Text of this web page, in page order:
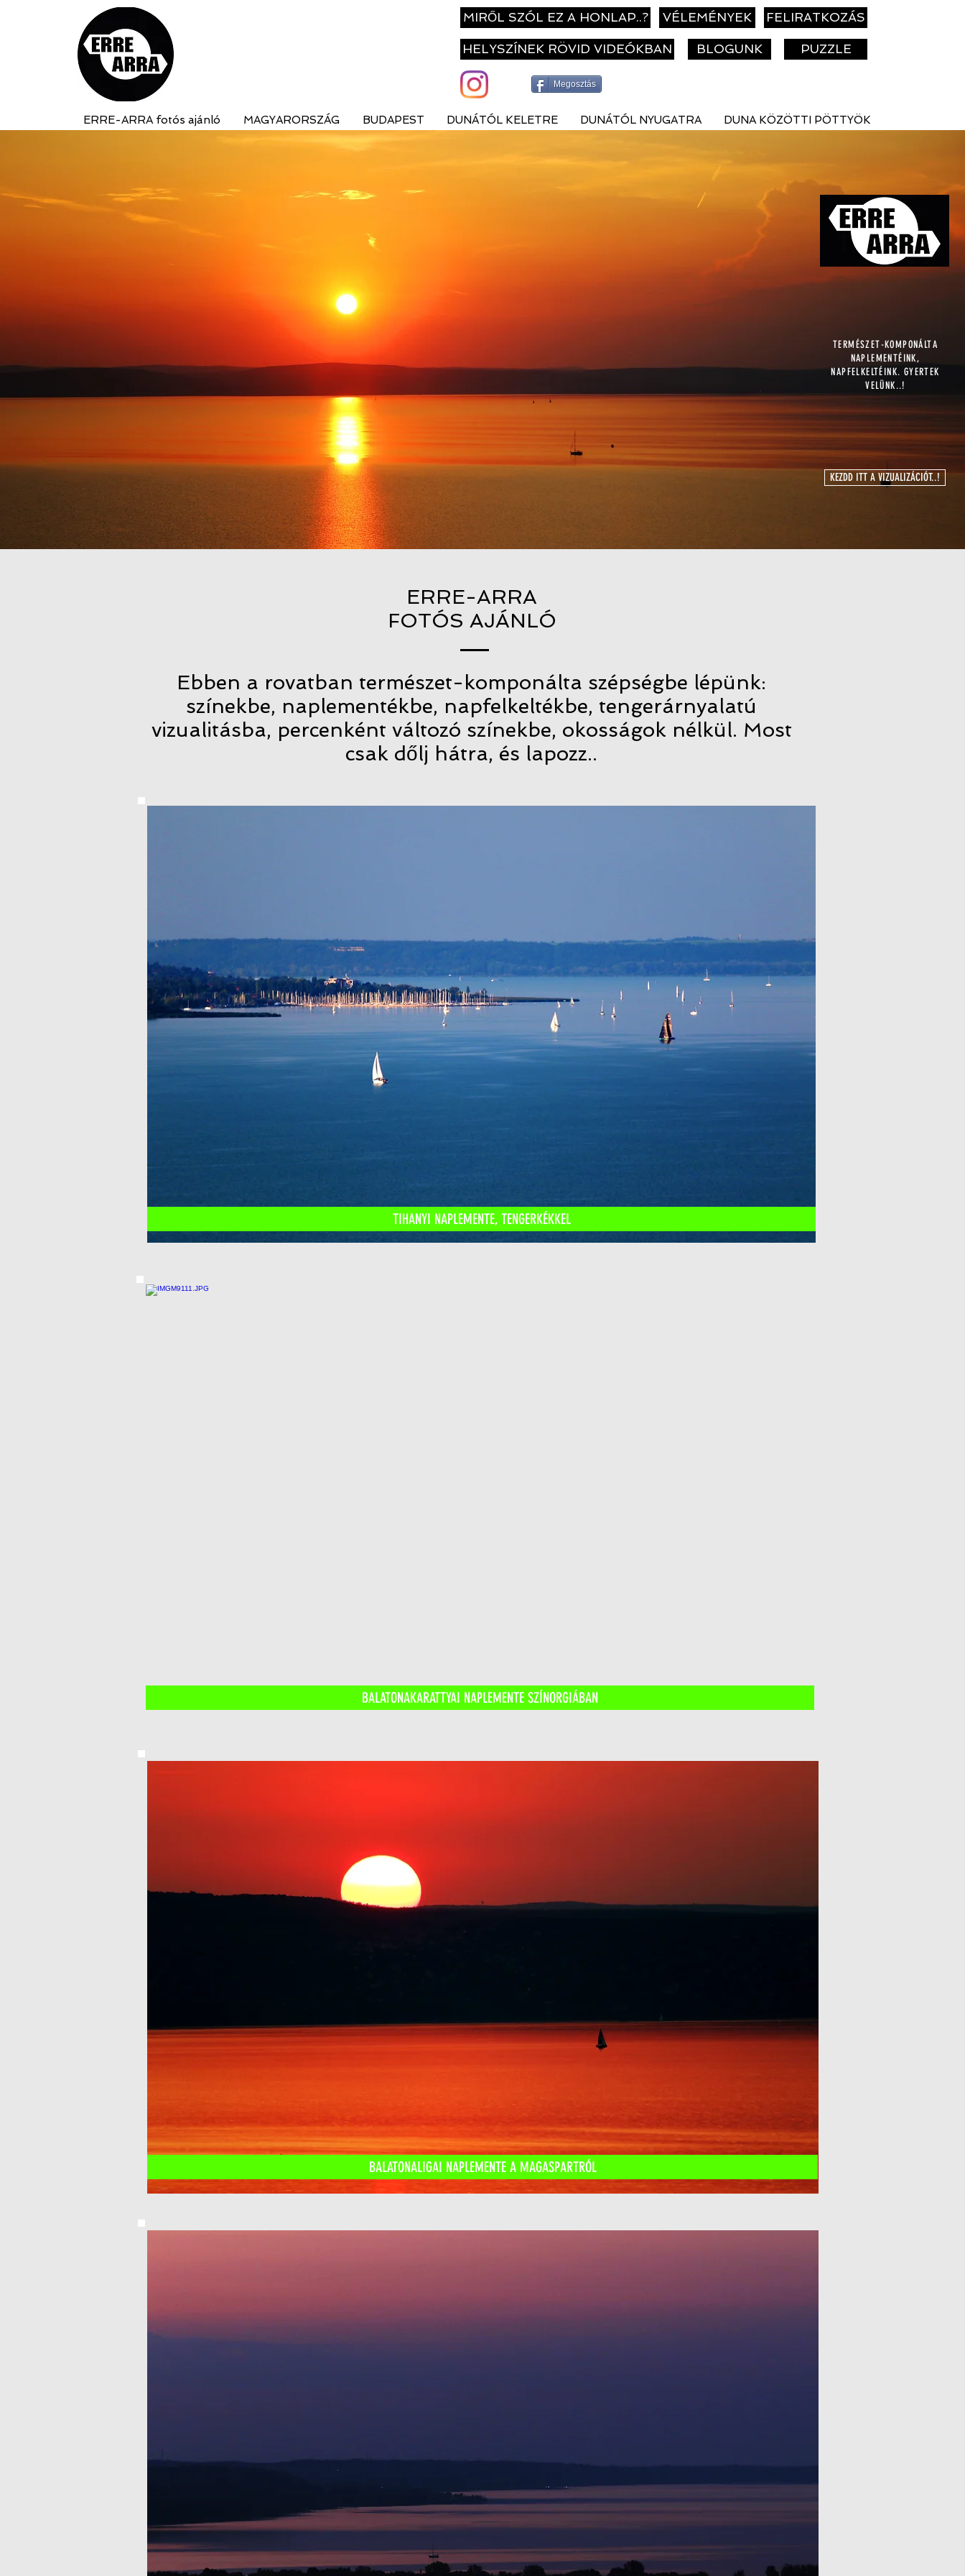
MIRŐL SZÓL EZ A HONLAP..? VÉLEMÉNYEK FELIRATKOZÁS
HELYSZÍNEK RÖVID VIDEÓKBAN BLOGUNK PUZZLE
Megosztás
ERRE-ARRA fotós ajánló MAGYARORSZÁG BUDAPEST DUNÁTÓL KELETRE DUNÁTÓL NYUGATRA DUNA KÖZÖTTI PÖTTYÖK
TERMÉSZET-KOMPONÁLTA
NAPLEMENTÉINK,
NAPFELKELTÉINK. GYERTEK
VELÜNK..!
KEZDD ITT A VIZUALIZÁCIÓT..!
ERRE-ARRA
FOTÓS AJÁNLÓ
Ebben a rovatban természet-komponálta szépségbe lépünk:
színekbe, naplementékbe, napfelkeltékbe, tengerárnyalatú
vizualitásba, percenként változó színekbe, okosságok nélkül. Most
csak dőlj hátra, és lapozz..
TIHANYI NAPLEMENTE, TENGERKÉKKEL
BALATONAKARATTYAI NAPLEMENTE SZÍNORGIÁBAN
BALATONALIGAI NAPLEMENTE A MAGASPARTRÓL